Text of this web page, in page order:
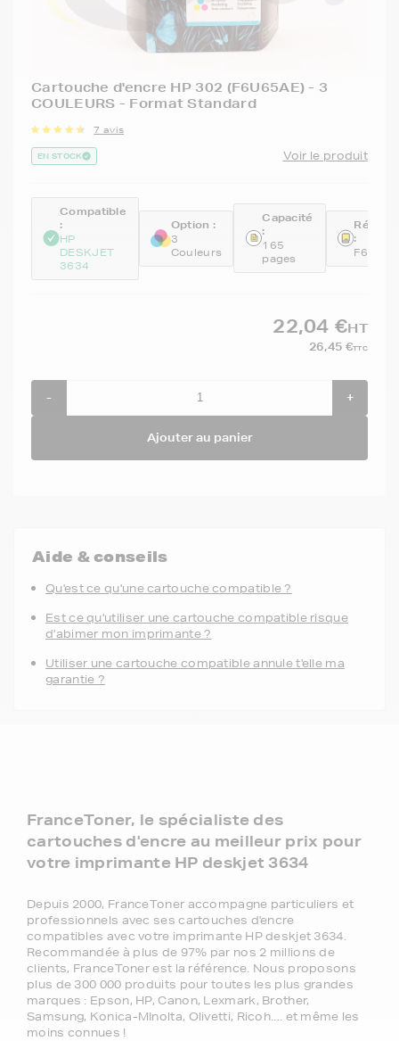
Cartouche d'encre HP 302 (F6U65AE) - 3
COULEURS - Format Standard
7 avis
EN STOCK Voir le produit
Compatible
:
HP
DESKJET
3634
Option :
3
Couleurs
Capacité
:
165
pages
:
22,04 €HT
26,45 €TTC
- +
Ajouter au panier
Aide & conseils
Qu'est ce qu'une cartouche compatible ?
Est ce qu'utiliser une cartouche compatible risque
d'abimer mon imprimante ?
Utiliser une cartouche compatible annule t'elle ma
garantie ?
FranceToner, le spécialiste des
cartouches d'encre au meilleur prix pour
votre imprimante HP deskjet 3634
Depuis 2000, FranceToner accompagne particuliers et
professionnels avec ses cartouches d'encre
compatibles avec votre imprimante HP deskjet 3634.
Recommandée à plus de 97% par nos 2 millions de
clients, FranceToner est la référence. Nous proposons
plus de 300 000 produits pour toutes les plus grandes
marques : Epson, HP, Canon, Lexmark, Brother,
Samsung, Konica-MInolta, Olivetti, Ricoh.... et même les
moins connues !